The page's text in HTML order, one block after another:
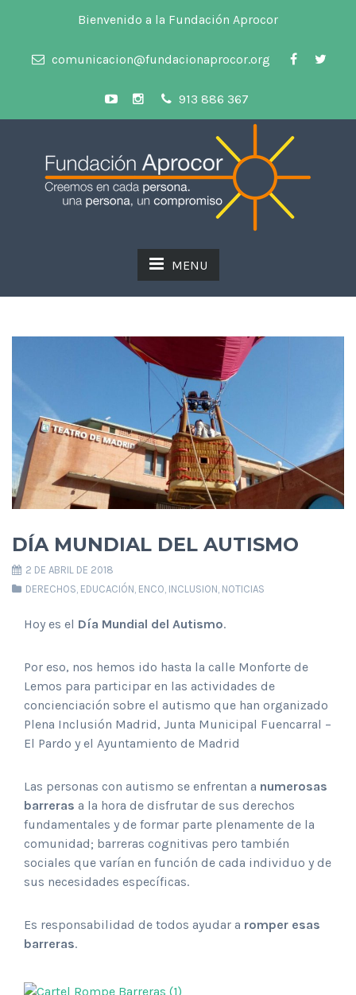
Bienvenido a la Fundación Aprocor
comunicacion@fundacionaprocor.org
913 886 367
MENU
DÍA MUNDIAL DEL AUTISMO
2 DE ABRIL DE 2018
DERECHOS, EDUCACIÓN, ENCO, INCLUSION, NOTICIAS
Hoy es el Día Mundial del Autismo.
Por eso, nos hemos ido hasta la calle Monforte de
Lemos para participar en las actividades de
concienciación sobre el autismo que han organizado
Plena Inclusión Madrid, Junta Municipal Fuencarral –
El Pardo y el Ayuntamiento de Madrid
Las personas con autismo se enfrentan a numerosas
barreras a la hora de disfrutar de sus derechos
fundamentales y de formar parte plenamente de la
comunidad; barreras cognitivas pero también
sociales que varían en función de cada individuo y de
sus necesidades específicas.
Es responsabilidad de todos ayudar a romper esas
barreras.